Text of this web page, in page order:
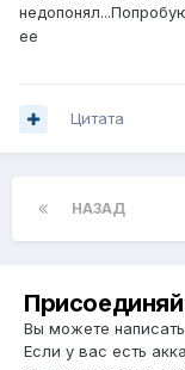
ее
Цитата
НАЗАД
Вы можете
Если у вас есть